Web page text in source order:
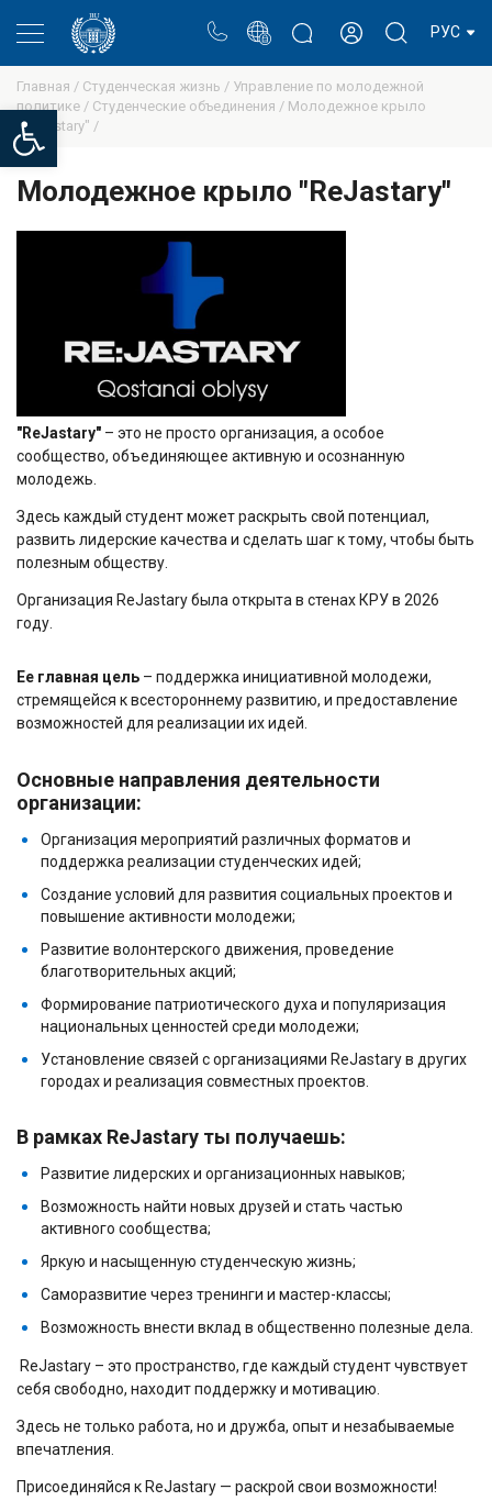
Open toolbar
РУС
Главная / Студенческая жизнь / Управление по молодежной
политике / Студенческие объединения / Молодежное крыло
"ReJastary" /
Молодежное крыло "ReJastary"
"ReJastary" – это не просто организация, а особое
сообщество, объединяющее активную и осознанную
молодежь.
Здесь каждый студент может раскрыть свой потенциал,
развить лидерские качества и сделать шаг к тому, чтобы быть
полезным обществу.
Организация ReJastary была открыта в стенах КРУ в 2026
году.
Ее главная цель – поддержка инициативной молодежи,
стремящейся к всестороннему развитию, и предоставление
возможностей для реализации их идей.
Основные направления деятельности
организации:
Организация мероприятий различных форматов и
поддержка реализации студенческих идей;
Создание условий для развития социальных проектов и
повышение активности молодежи;
Развитие волонтерского движения, проведение
благотворительных акций;
Формирование патриотического духа и популяризация
национальных ценностей среди молодежи;
Установление связей с организациями ReJastary в других
городах и реализация совместных проектов.
В рамках ReJastary ты получаешь:
Развитие лидерских и организационных навыков;
Возможность найти новых друзей и стать частью
активного сообщества;
Яркую и насыщенную студенческую жизнь;
Саморазвитие через тренинги и мастер-классы;
Возможность внести вклад в общественно полезные дела.
ReJastary – это пространство, где каждый студент чувствует
себя свободно, находит поддержку и мотивацию.
Здесь не только работа, но и дружба, опыт и незабываемые
впечатления.
Присоединяйся к ReJastary — раскрой свои возможности!